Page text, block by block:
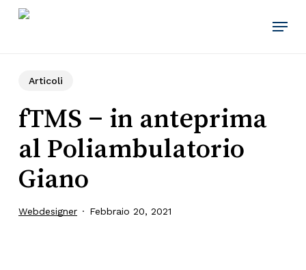
Skip
Menu
Articoli
fTMS – in anteprima
al Poliambulatorio
Giano
Webdesigner Febbraio 20, 2021